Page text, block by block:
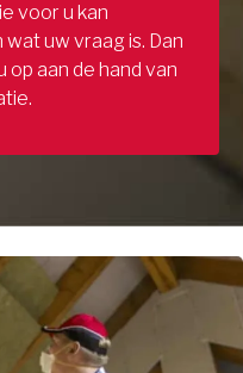
voor u kan
uw vraag is. Dan
aan de hand van